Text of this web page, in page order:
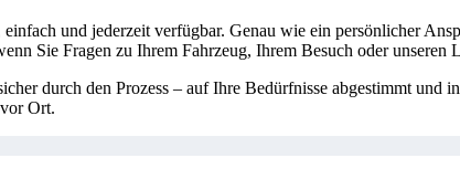
und jederzeit verfügbar. Genau wie ein persönlicher
Sie Fragen zu Ihrem Fahrzeug, Ihrem Besuch oder unseren
durch den Prozess – auf Ihre Bedürfnisse abgestimmt und
Ort.